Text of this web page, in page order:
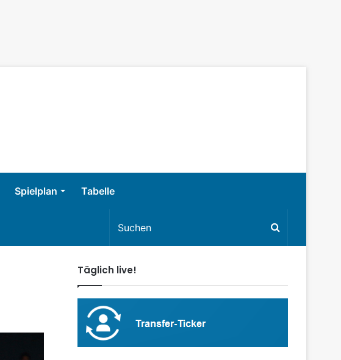
Spielplan Tabelle
Täglich live!